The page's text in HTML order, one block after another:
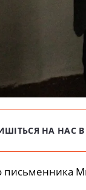
НА НАС В
письменника